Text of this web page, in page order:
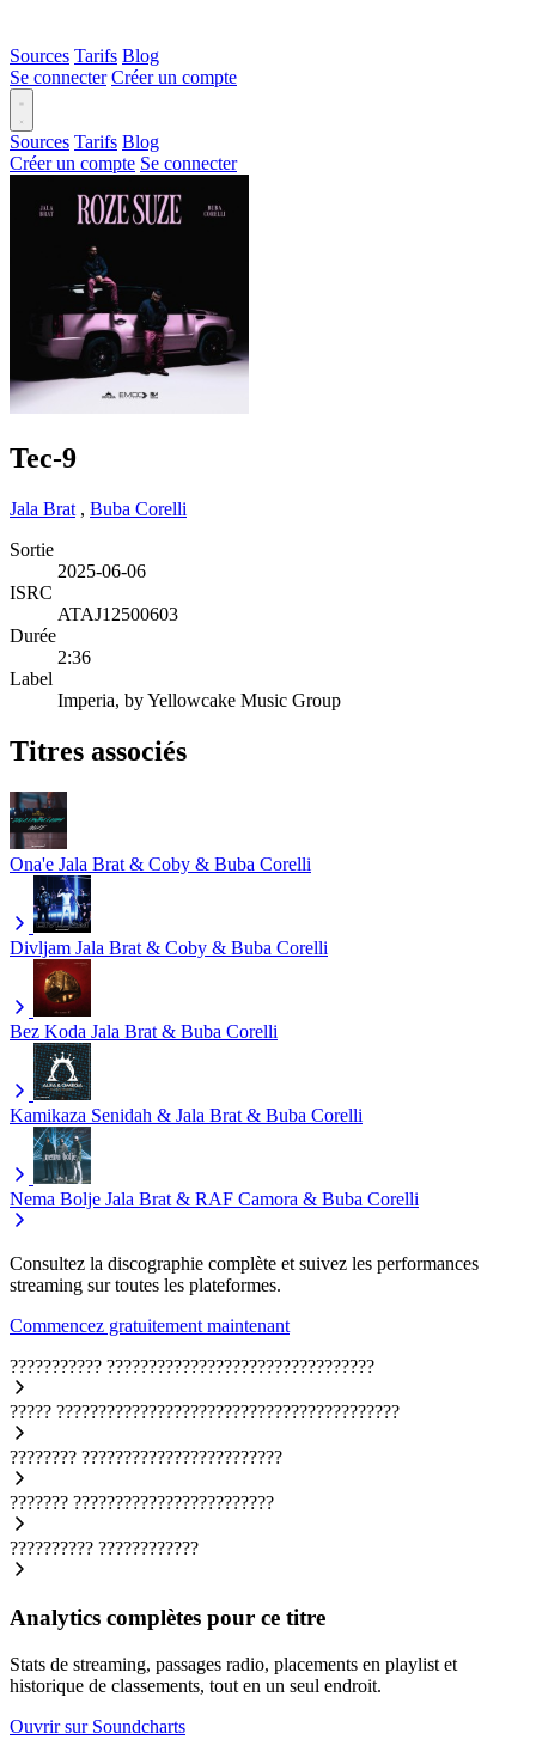
Sources Tarifs Blog
Se connecter Créer un compte
Sources Tarifs Blog
Créer un compte Se connecter
Tec-9
Jala Brat , Buba Corelli
Sortie
2025-06-06
ISRC
ATAJ12500603
Durée
2:36
Label
Imperia, by Yellowcake Music Group
Titres associés
Ona'e Jala Brat & Coby & Buba Corelli
Divljam Jala Brat & Coby & Buba Corelli
Bez Koda Jala Brat & Buba Corelli
Kamikaza Senidah & Jala Brat & Buba Corelli
Nema Bolje Jala Brat & RAF Camora & Buba Corelli
Consultez la discographie complète et suivez les performances
streaming sur toutes les plateformes.
Commencez gratuitement maintenant
??????????? ????????????????????????????????
????? ?????????????????????????????????????????
???????? ????????????????????????
??????? ????????????????????????
?????????? ????????????
Analytics complètes pour ce titre
Stats de streaming, passages radio, placements en playlist et
historique de classements, tout en un seul endroit.
Ouvrir sur Soundcharts